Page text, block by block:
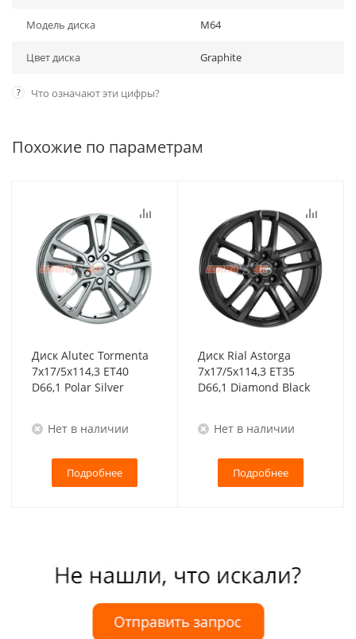
Модель диска M64
Цвет диска Graphite
? Что означают эти цифры?
Похожие по параметрам
Диск Alutec Tormenta
7x17/5x114,3 ET40
D66,1 Polar Silver
Нет в наличии
Подробнее
Диск Rial Astorga
7x17/5x114,3 ET35
D66,1 Diamond Black
Нет в наличии
Подробнее